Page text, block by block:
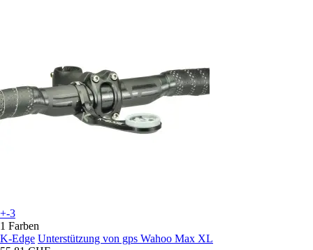
+-3
1 Farben
K-Edge Unterstützung von gps Wahoo Max XL